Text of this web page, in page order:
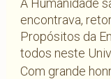
A Humanidade
encontrava,
Propósitos da
todos neste
Com grande